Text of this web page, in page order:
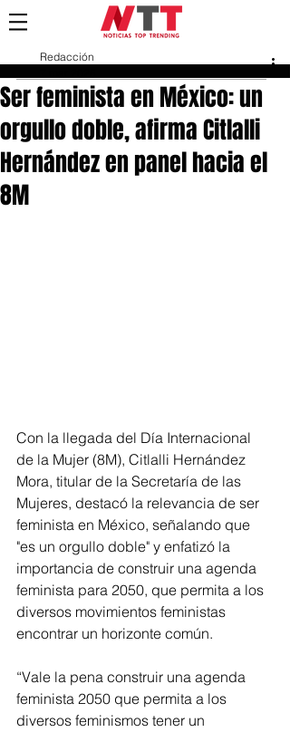
Ser feminista en México: un
orgullo doble, afirma Citlalli
Hernández en panel hacia el
8M
Redacción
Con la llegada del Día Internacional
de la Mujer (8M), Citlalli Hernández
Mora, titular de la Secretaría de las
Mujeres, destacó la relevancia de ser
feminista en México, señalando que
"es un orgullo doble" y enfatizó la
importancia de construir una agenda
feminista para 2050, que permita a los
diversos movimientos feministas
encontrar un horizonte común.
“Vale la pena construir una agenda
feminista 2050 que permita a los
diversos feminismos tener un